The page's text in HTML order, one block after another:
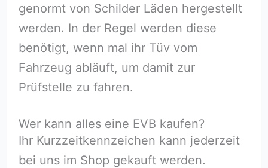
genormt von Schilder Läden hergestellt
werden. In der Regel werden diese
benötigt, wenn mal ihr Tüv vom
Fahrzeug abläuft, um damit zur
Prüfstelle zu fahren.
Wer kann alles eine EVB kaufen?
Ihr Kurzzeitkennzeichen kann jederzeit
bei uns im Shop gekauft werden.